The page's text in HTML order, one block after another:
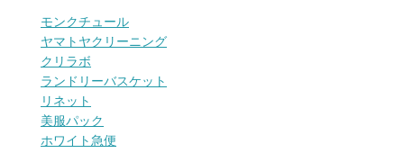
モンクチュール
ヤマトヤクリーニング
クリラボ
ランドリーバスケット
リネット
美服パック
ホワイト急便